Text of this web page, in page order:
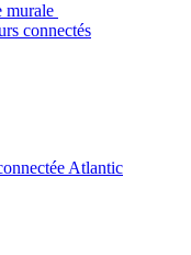
murale
connectés
Atlantic